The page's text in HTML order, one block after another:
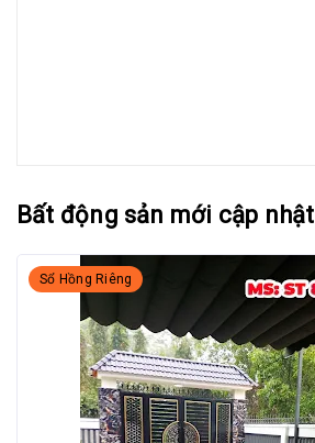
Bất động sản mới cập nhật
Sổ Hồng Riêng